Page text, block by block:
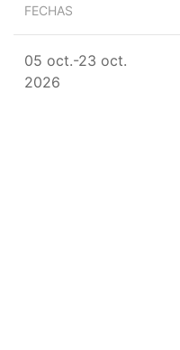
FECHAS
05 oct.-23 oct.
2026